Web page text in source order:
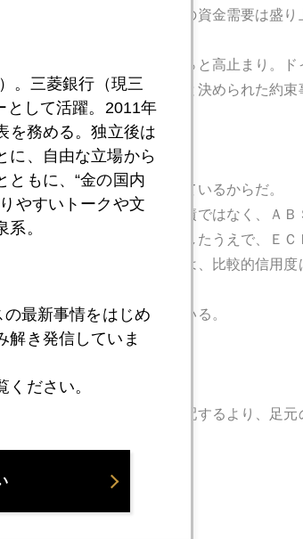
で減少していた。ユーロ圏の資金需要は盛り
下。域内失業率は１１．５％と高止まり。ド
赤字はＧＤＰの３％以内」と決められた約束
追加緩和」に踏み切った。
もそも資金需要が低迷しているからだ。
ＣＢが買い入れる債券は国債ではなく、ＡＢ
を増やせば、それを証券化したうえで、ＥＣ
債であるが、欧州のＡＢＳは、比較的信用度
ては不十分と受け止めている。
ツでも将来のインフレを心配するより、足
とに言及している。
。三菱銀行（現三
として活躍。2011年
を務める。独立後は
に、自由な立場から
ともに、“金の国内
やすいトークや文
。
最新事情をはじめ
解き発信していま
ださい。